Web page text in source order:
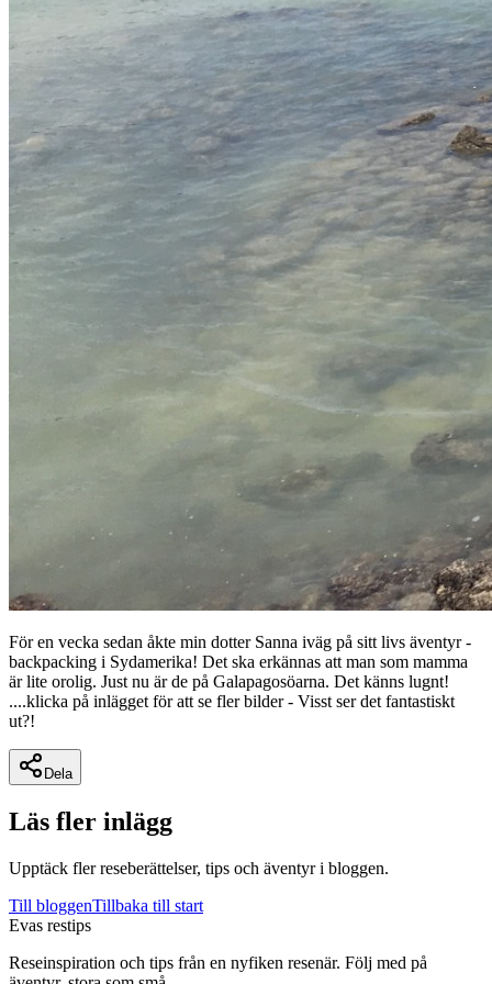
För en vecka sedan åkte min dotter Sanna iväg på sitt livs äventyr -
backpacking i Sydamerika! Det ska erkännas att man som mamma
är lite orolig. Just nu är de på Galapagosöarna. Det känns lugnt!
....klicka på inlägget för att se fler bilder - Visst ser det fantastiskt
ut?!
Dela
Läs fler inlägg
Upptäck fler reseberättelser, tips och äventyr i bloggen.
Till bloggenTillbaka till start
Evas restips
Reseinspiration och tips från en nyfiken resenär. Följ med på